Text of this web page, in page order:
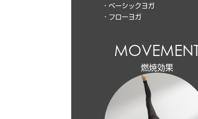
・ベーシックヨガ
・フローヨガ
MOVEMENT
燃焼効果